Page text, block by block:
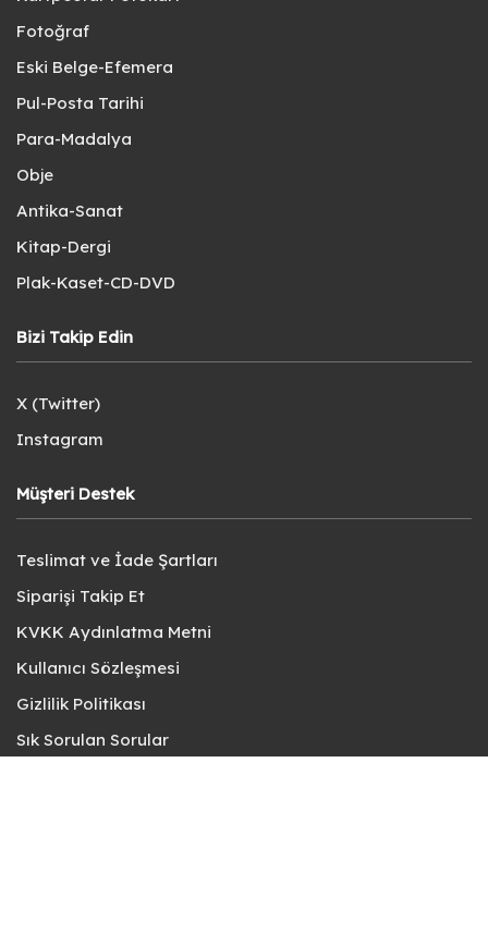
Fotoğraf
Eski Belge-Efemera
Pul-Posta Tarihi
Para-Madalya
Obje
Antika-Sanat
Kitap-Dergi
Plak-Kaset-CD-DVD
Bizi Takip Edin
X (Twitter)
Instagram
Müşteri Destek
Teslimat ve İade Şartları
Siparişi Takip Et
KVKK Aydınlatma Metni
Kullanıcı Sözleşmesi
Gizlilik Politikası
Sık Sorulan Sorular